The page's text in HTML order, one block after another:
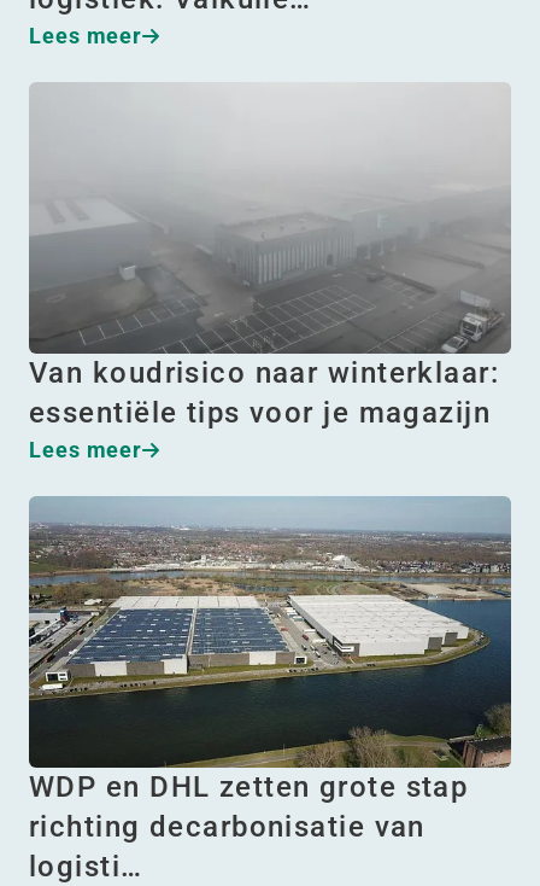
Lees meer
Van koudrisico naar winterklaar:
essentiële tips voor je magazijn
Lees meer
WDP en DHL zetten grote stap
richting decarbonisatie van
logisti…